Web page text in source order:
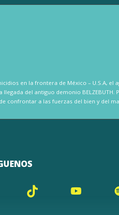
en la frontera de México – U.S.A, el
del antiguo demonio
confrontar a las fuerzas del bien y del